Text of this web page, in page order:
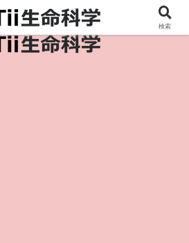
生命・生物の情報インフラ。
検索